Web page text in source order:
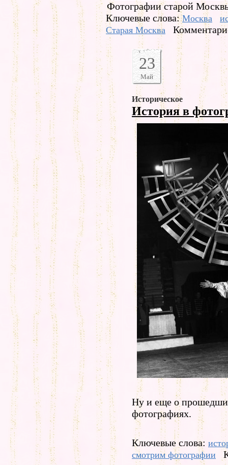
Фотографии старой
Ключевые слова:Москва
Старая Москва
23
Май
Историческое
История в
Ну и еще о
фотографиях.
Ключевые слова:
смотрим фотографии